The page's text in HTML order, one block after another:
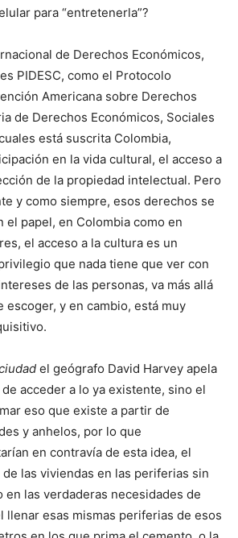
para “entretenerla”?
de Derechos Económicos,
PIDESC, como el Protocolo
Americana sobre Derechos
de Derechos Económicos, Sociales
está suscrita Colombia,
en la vida cultural, el acceso a
de la propiedad intelectual. Pero
y como siempre, esos derechos se
el papel, en Colombia como en
el acceso a la cultura es un
que nada tiene que ver con
de las personas, va más allá
escoger, y en cambio, está muy
el geógrafo David Harvey apela
acceder a lo ya existente, sino el
eso que existe a partir de
y anhelos, por lo que
en contravía de esta idea, el
las viviendas en las periferias sin
las verdaderas necesidades de
llenar esas mismas periferias de esos